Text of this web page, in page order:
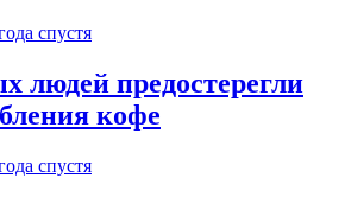
спустя
людей предостерегли
кофе
спустя